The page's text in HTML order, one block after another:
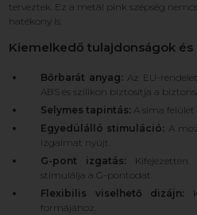
terveztek. Ez a metál pink szépség
hatékony is.
Kiemelkedő tulajdonságok és
Bőrbarát anyag: Az EU-
ABS és szilikon biztosítja a
Selymes tapintás: A sima felület
Egyedülálló stimuláció: A
izgalmat nyújt.
G-pont izgatás: Kifejezetten
stimulálja a G-pontodat.
Flexibilis viselhető dizájn:
formájához.